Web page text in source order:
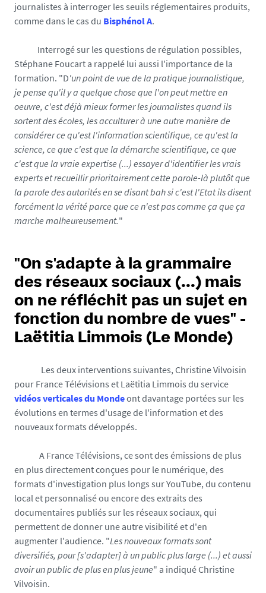
journalistes à interroger les seuils réglementaires produits,
comme dans le cas du Bisphénol A.
Interrogé sur les questions de régulation possibles,
Stéphane Foucart a rappelé lui aussi l'importance de la
formation. "D'un point de vue de la pratique journalistique,
je pense qu'il y a quelque chose que l'on peut mettre en
oeuvre, c'est déjà mieux former les journalistes quand ils
sortent des écoles, les acculturer à une autre manière de
considérer ce qu'est l'information scientifique, ce qu'est la
science, ce que c'est que la démarche scientifique, ce que
c'est que la vraie expertise (...) essayer d'identifier les vrais
experts et recueillir prioritairement cette parole-là plutôt que
la parole des autorités en se disant bah si c'est l'Etat ils disent
forcément la vérité parce que ce n'est pas comme ça que ça
marche malheureusement."
"On s'adapte à la grammaire
des réseaux sociaux (...) mais
on ne réfléchit pas un sujet en
fonction du nombre de vues" -
Laëtitia Limmois (Le Monde)
Les deux interventions suivantes, Christine Vilvoisin
pour France Télévisions et Laëtitia Limmois du service
vidéos verticales du Mondeont davantage portées sur les
évolutions en termes d'usage de l'information et des
nouveaux formats développés.
A France Télévisions, ce sont des émissions de plus
en plus directement conçues pour le numérique, des
formats d'investigation plus longs sur YouTube, du contenu
local et personnalisé ou encore des extraits des
documentaires publiés sur les réseaux sociaux, qui
permettent de donner une autre visibilité et d'en
augmenter l'audience. "Les nouveaux formats sont
diversifiés, pour [s'adapter] à un public plus large (...) et aussi
avoir un public de plus en plus jeune" a indiqué Christine
Vilvoisin.